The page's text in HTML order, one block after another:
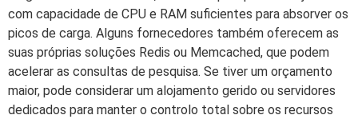
com capacidade de CPU e RAM suficientes para absorver os
picos de carga. Alguns fornecedores também oferecem as
suas próprias soluções Redis ou Memcached, que podem
acelerar as consultas de pesquisa. Se tiver um orçamento
maior, pode considerar um alojamento gerido ou servidores
dedicados para manter o controlo total sobre os recursos